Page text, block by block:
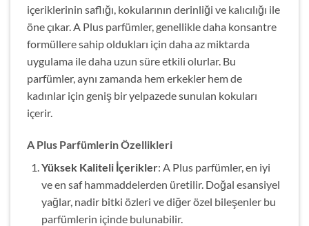
içeriklerinin saflığı, kokularının derinliği ve kalıcılığı ile
öne çıkar. A Plus parfümler, genellikle daha konsantre
formüllere sahip oldukları için daha az miktarda
uygulama ile daha uzun süre etkili olurlar. Bu
parfümler, aynı zamanda hem erkekler hem de
kadınlar için geniş bir yelpazede sunulan kokuları
içerir.
A Plus Parfümlerin Özellikleri
Yüksek Kaliteli İçerikler: A Plus parfümler, en iyi
ve en saf hammaddelerden üretilir. Doğal esansiyel
yağlar, nadir bitki özleri ve diğer özel bileşenler bu
parfümlerin içinde bulunabilir.